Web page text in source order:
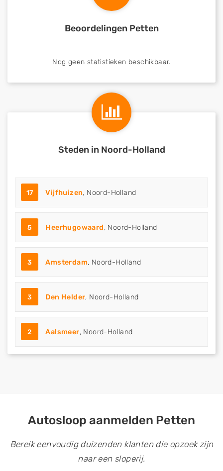
Beoordelingen Petten
Nog geen statistieken beschikbaar.
Steden in Noord-Holland
17 Vijfhuizen, Noord-Holland
5 Heerhugowaard, Noord-Holland
3 Amsterdam, Noord-Holland
3 Den Helder, Noord-Holland
2 Aalsmeer, Noord-Holland
Autosloop aanmelden Petten
Bereik eenvoudig duizenden klanten die opzoek zijn
naar een sloperij.